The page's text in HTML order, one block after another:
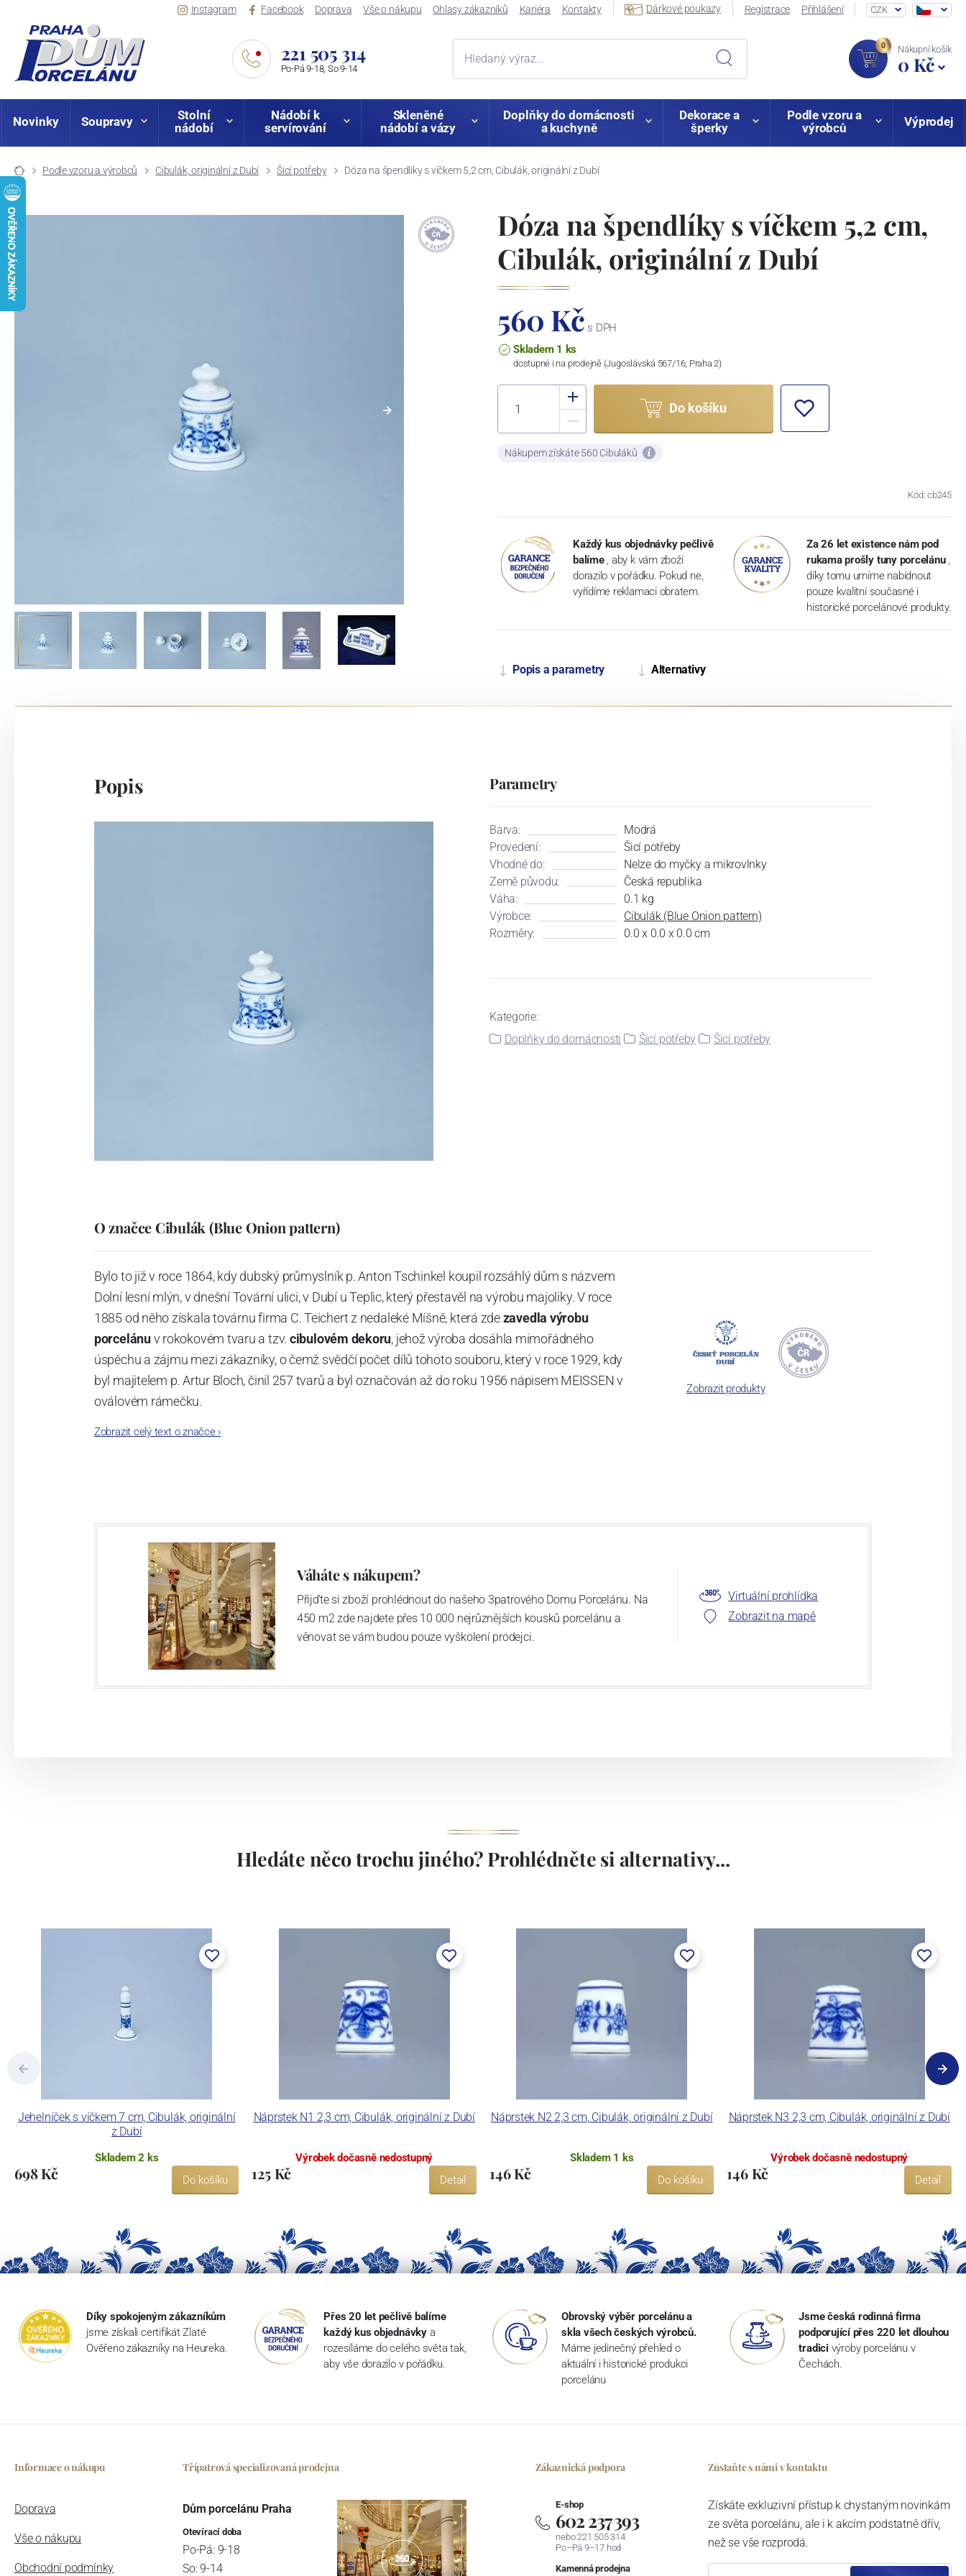
Instagram Facebook Doprava Vše o nákupu Ohlasy zákazníků Kariéra Kontakty Dárkové poukazy Registrace Přihlášení CZK
221 505 314
Po-Pá 9-18, So 9-14
0 Nákupní košík
0 Kč
Novinky Soupravy
Stolní
nádobí
Nádobí k
servírování
Skleněné
nádobí a vázy
Doplňky do domácnosti
a kuchyně
Dekorace a
šperky
Podle vzoru a
výrobců
Výprodej
Podle vzoru a výrobců Cibulák, originální z Dubí Šicí potřeby Dóza na špendlíky s víčkem 5,2 cm, Cibulák, originální z Dubí
Dóza na špendlíky s víčkem 5,2 cm,
Cibulák, originální z Dubí
560 Kč s DPH
Skladem 1 ks
dostupné i na prodejně (Jugoslávská 567/16, Praha 2)
Do košíku
Nákupem získáte 560 Cibuláků
Kód: cb245
Každý kus objednávky pečlivě
balíme , aby k vám zboží
dorazilo v pořádku. Pokud ne,
vyřídíme reklamaci obratem.
Za 26 let existence nám pod
rukama prošly tuny porcelánu ,
díky tomu umíme nabídnout
pouze kvalitní současné i
historické porcelánové produkty.
Popis a parametry Alternativy
Popis Parametry
Barva:
Modrá
Provedení:
Šicí potřeby
Vhodné do:
Nelze do myčky a mikrovlnky
Země původu:
Česká republika
Váha:
0.1 kg
Výrobce:
Cibulák (Blue Onion pattern)
Rozměry:
0.0 x 0.0 x 0.0 cm
Kategorie:
Doplňky do domácnosti
Šicí potřeby Šicí potřeby
O značce Cibulák (Blue Onion pattern)
Bylo to již v roce 1864, kdy dubský průmyslník p. Anton Tschinkel koupil rozsáhlý dům s názvem
Dolní lesní mlýn, v dnešní Tovární ulici, v Dubí u Teplic, který přestavěl na výrobu majoliky. V roce
1885 od něho získala továrnu firma C. Teichert z nedaleké Míšně, která zdezavedla výrobu
porcelánuv rokokovém tvaru a tzv. cibulovém dekoru, jehož výroba dosáhla mimořádného
úspěchu a zájmu mezi zákazníky, o čemž svědčí počet dílů tohoto souboru, který v roce 1929, kdy
byl majitelem p. Artur Bloch, činil 257 tvarů a byl označován až do roku 1956 nápisem MEISSEN v
oválovém rámečku.
Dnes, kdy čtete tento úvod, nese firma název
Zobrazit celý text o značce›
Zobrazit produkty
Váháte s nákupem?
Přijďte si zboží prohlédnout do našeho 3patrového Domu Porcelánu. Na
450 m2 zde najdete přes 10 000 nejrůznějších kousků porcelánu a
věnovat se vám budou pouze vyškolení prodejci.
Virtuální prohlídka
Zobrazit na mapě
Hledáte něco trochu jiného? Prohlédněte si alternativy...
Jehelníček s víčkem 7 cm, Cibulák, originální
z Dubí
Skladem 2 ks
698 Kč Do košíku
Náprstek N1 2,3 cm, Cibulák, originální z Dubí
Výrobek dočasně nedostupný
125 Kč Detail
Náprstek N2 2,3 cm, Cibulák, originální z Dubí
Skladem 1 ks
146 Kč Do košíku
Náprstek N3 2,3 cm, Cibulák, originální z Dubí
Výrobek dočasně nedostupný
146 Kč Detail
Díky spokojeným zákazníkům
jsme získali certifikát Zlaté
Ověřeno zákazníky na Heureka.
Přes 20 let pečlivě balíme
každý kus objednávky a
rozesíláme do celého světa tak,
aby vše dorazilo v pořádku.
Obrovský výběr porcelánu a
skla všech českých výrobců.
Máme jedinečný přehled o
aktuální i historické produkci
porcelánu
Jsme česká rodinná firma
podporující přes 220 let dlouhou
tradici výroby porcelánu v
Čechách.
Informace o nákupu
Doprava
Vše o nákupu
Obchodní podmínky
Třípatrová specializovaná prodejna
Dům porcelánu Praha
Otevírací doba
Po-Pá: 9-18
So: 9-14
Zákaznická podpora
E-shop
602 237 393
nebo 221 505 314
Po–Pá 9–17 hod
Kamenná prodejna
Zůstaňte s námi v kontaktu
Získáte exkluzivní přístup k chystaným novinkám
ze světa porcelánu, ale i k akcím podstatně dřív,
než se vše rozprodá.